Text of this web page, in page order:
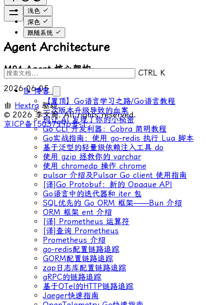
浅色
深色
跟随系统
CTRL K
📝 博客
【置顶】Go语言学习之路/Go语言教程
一次版本升级导致的血案
别让 AI 发现了你的小秘密
Go CLI 开发利器：Cobra 简明教程
Go实战指南：使用 go-redis 执行 Lua 脚本
基于泛型的轻量级依赖注入工具 do
使用 gzip 拯救你的 varchar
使用 chromedp 操作 chrome
pulsar 介绍及Pulsar Go client 使用指南
[译]Go Protobuf：新的 Opaque API
Go语言中的迭代器和 iter 包
SQL优先的 Go ORM 框架——Bun 介绍
ORM 框架 ent 介绍
[译] Prometheus 运算符
[译]查询 Prometheus
Prometheus 介绍
go-redis配置链路追踪
GORM配置链路追踪
zap日志库配置链路追踪
gRPC的链路追踪
基于OTel的HTTP链路追踪
Jaeger快速指南
Agent Architecture
M04 Agent 核心架构
2026-06-05
由 Hextra 驱动.
© 2026 李文周. All rights reserved.
京ICP备15037996号-1